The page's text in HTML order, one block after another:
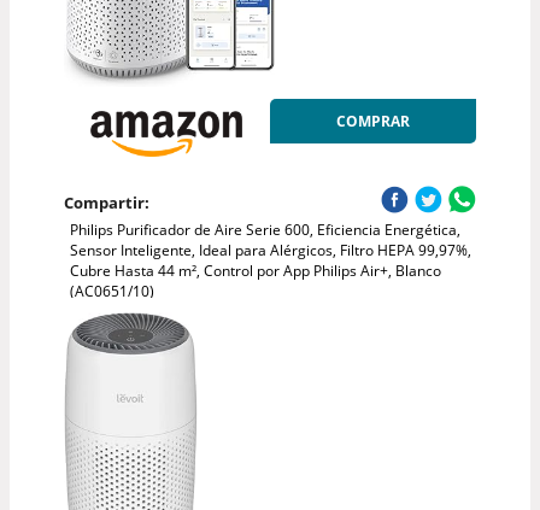
COMPRAR
Compartir:
Philips Purificador de Aire Serie 600, Eficiencia Energética,
Sensor Inteligente, Ideal para Alérgicos, Filtro HEPA 99,97%,
Cubre Hasta 44 m², Control por App Philips Air+, Blanco
(AC0651/10)